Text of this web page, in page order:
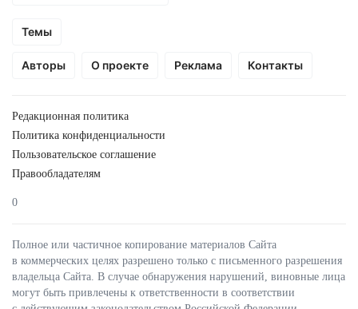
Темы
Авторы О проекте Реклама Контакты
Редакционная политика
Политика конфиденциальности
Пользовательское соглашение
Правообладателям
0
Полное или частичное копирование материалов Сайта
в коммерческих целях разрешено только с письменного разрешения
владельца Сайта. В случае обнаружения нарушений, виновные лица
могут быть привлечены к ответственности в соответствии